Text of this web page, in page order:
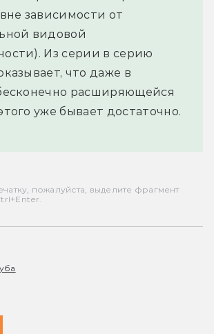
зависимости от
видовой
Из серии в серию
что даже в
расширяющейся
уже бывает достаточно.
пожалуйста, выделите фрагмент